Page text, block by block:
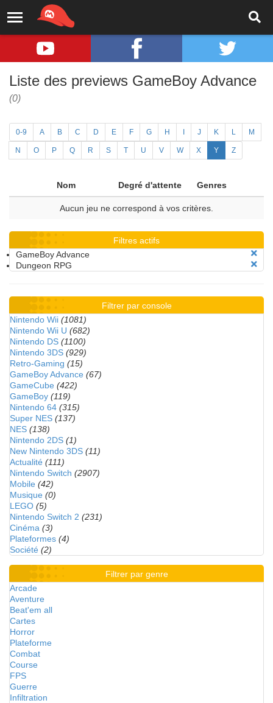
Liste des previews GameBoy Advance
(0)
0-9 A B C D E F G H J K L M
N O P Q R S T U V W X Y Z
Nom Degré d'attente Genres
Aucun jeu ne correspond à vos critères.
Filtres actifs
GameBoy Advance
Dungeon RPG
Filtrer par console
Nintendo Wii (1081)
Nintendo Wii U (682)
Nintendo DS (1100)
Nintendo 3DS (929)
Retro-Gaming (15)
GameBoy Advance (67)
GameCube (422)
GameBoy (119)
Nintendo 64 (315)
Super NES (137)
NES (138)
Nintendo 2DS (1)
New Nintendo 3DS (11)
Actualité (111)
Nintendo Switch (2907)
Mobile (42)
Musique (0)
LEGO (5)
Nintendo Switch 2 (231)
Cinéma (3)
Plateformes (4)
Société (2)
Filtrer par genre
Arcade
Aventure
Beat'em all
Cartes
Horror
Plateforme
Combat
Course
FPS
Guerre
Infiltration